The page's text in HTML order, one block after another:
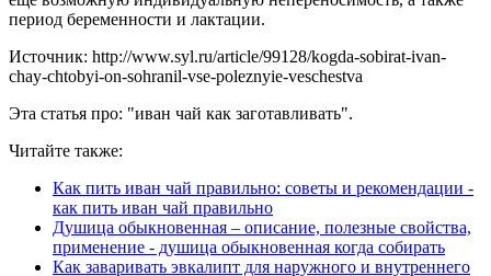
период беременности и лактации.
Источник: http://www.syl.ru/article/99128/kogda-sobirat-ivan-
chay-chtobyi-on-sohranil-vse-poleznyie-veschestva
Эта статья про: "иван чай как заготавливать".
Читайте также:
Как пить иван чай правильно: советы и рекомендации -
как пить иван чай правильно
Душица обыкновенная – описание, полезные свойства,
применение - душица обыкновенная когда собирать
Как заваривать эвкалипт для наружного и внутреннего